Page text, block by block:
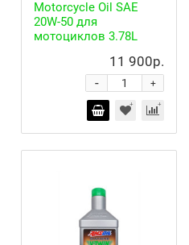
Motorcycle Oil SAE
20W-50 для
мотоциклов 3.78L
11 900р.
+
-